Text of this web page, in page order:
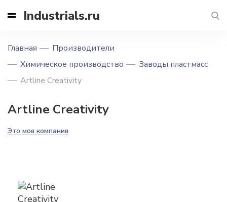
Industrials.ru
Главная
Производители
Химическое производство
Заводы пластмасс
Artline Creativity
Artline Creativity
Это моя компания